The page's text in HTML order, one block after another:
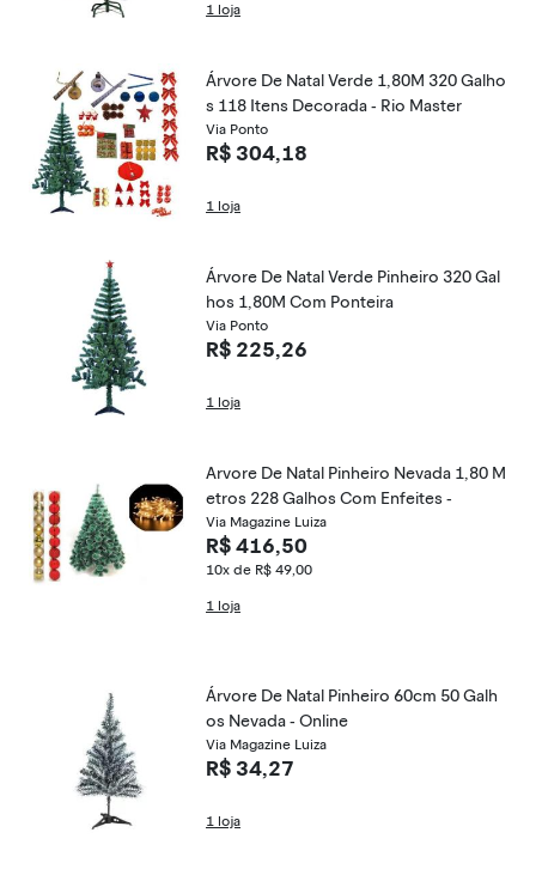
1 loja
Árvore De Natal Verde 1,80M 320 Galho
s 118 Itens Decorada - Rio Master
Via Ponto
R$ 304,18
1 loja
Árvore De Natal Verde Pinheiro 320 Gal
hos 1,80M Com Ponteira
Via Ponto
R$ 225,26
1 loja
Arvore De Natal Pinheiro Nevada 1,80 M
etros 228 Galhos Com Enfeites -
Via Magazine Luiza
R$ 416,50
10x de R$ 49,00
1 loja
Árvore De Natal Pinheiro 60cm 50 Galh
os Nevada - Online
Via Magazine Luiza
R$ 34,27
1 loja